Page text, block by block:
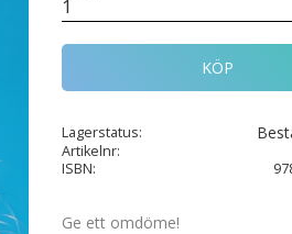
KÖP
Lagerstatus
Artikelnr
ISBN
Ge ett omdöme!